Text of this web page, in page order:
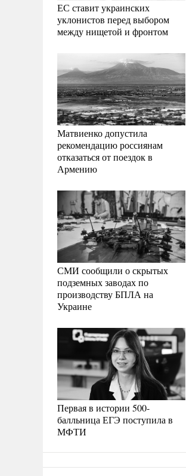
ЕС ставит украинских
уклонистов перед выбором
между нищетой и фронтом
Матвиенко допустила
рекомендацию россиянам
отказаться от поездок в
Армению
СМИ сообщили о скрытых
подземных заводах по
производству БПЛА на
Украине
Первая в истории 500-
балльница ЕГЭ поступила в
МФТИ